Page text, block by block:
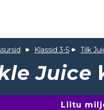
Klassid 3-5 Tilk
Juice
Liitu